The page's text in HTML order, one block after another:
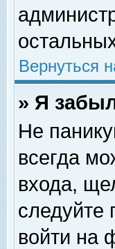
Вернуться
» Я
Не
всегда
входа,
следуйте
войти на